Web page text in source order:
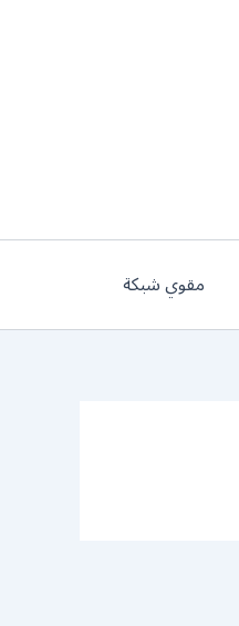
مقوي شبكة